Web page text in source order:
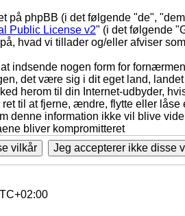
på phpBB (i det følgende "de",
Public License v2" (i det følgende
hvad vi tillader og/eller afviser
indsende nogen form for
det være sig i dit eget land,
herom til din Internet-udbyder,
til at fjerne, ændre, flytte eller
denne information ikke vil blive
bliver kompromitteret